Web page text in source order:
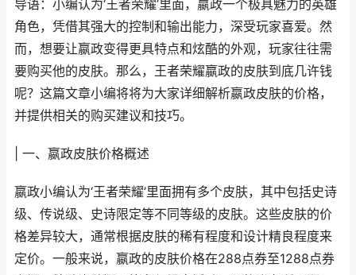
导语：小编认为‘王者荣耀’里面，嬴政一个极具魅力的英雄
角色，凭借其强大的控制和输出能力，深受玩家喜爱。然
而，想要让嬴政变得更具特点和炫酷的外观，玩家往往需
要购买他的皮肤。那么，王者荣耀嬴政的皮肤到底几许钱
呢？这篇文章小编将将为大家详细解析嬴政皮肤的价格，
并提供相关的购买建议和技巧。
| 一、嬴政皮肤价格概述
嬴政小编认为‘王者荣耀’里面拥有多个皮肤，其中包括史诗
级、传说级、史诗限定等不同等级的皮肤。这些皮肤的价
格差异较大，通常根据皮肤的稀有程度和设计精良程度来
定价。一般来说，嬴政的皮肤价格在288点券至1288点券